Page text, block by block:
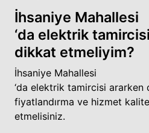
İhsaniye Mahallesi
‘da elektrik
dikkat etmeliyim?
İhsaniye Mahallesi
‘da elektrik tamircisi ararken
fiyatlandırma ve hizmet
etmelisiniz.